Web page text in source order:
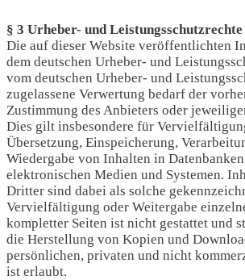
§ 3 Urheber- und Leistungsschutzrechte
Die auf dieser Website veröffentlichten
dem deutschen Urheber- und
vom deutschen Urheber- und
zugelassene Verwertung bedarf der
Zustimmung des Anbieters oder
Dies gilt insbesondere für
Übersetzung, Einspeicherung,
Wiedergabe von Inhalten in
elektronischen Medien und Systemen.
Dritter sind dabei als solche
Vervielfältigung oder Weitergabe
kompletter Seiten ist nicht gestattet und
die Herstellung von Kopien und
persönlichen, privaten und nicht
ist erlaubt.